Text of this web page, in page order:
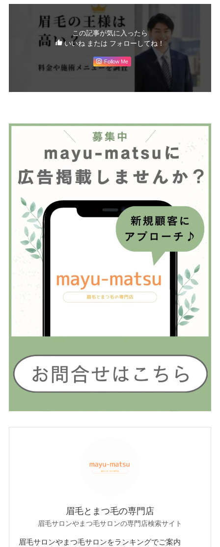
この記事が気に入ったら
いいね または フォローしてね！
Follow Me
眉毛とまつ毛の専門店
眉毛サロンやまつ毛サロンの専門店検索サイト
眉毛サロンやまつ毛サロンをランキングでご案内